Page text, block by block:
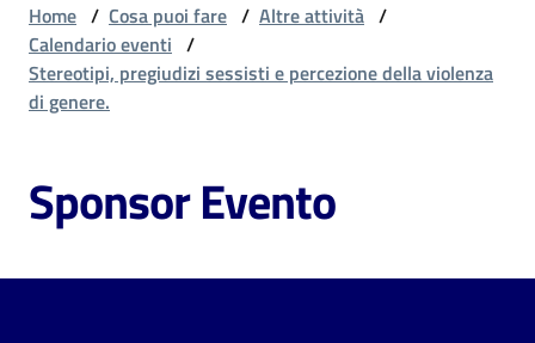
Entra
Cosa
puoi
Home / Cosa puoi fare / Altre attività /
Calendario eventi /
Stereotipi, pregiudizi sessisti e percezione della violenza
di genere.
Sponsor Evento